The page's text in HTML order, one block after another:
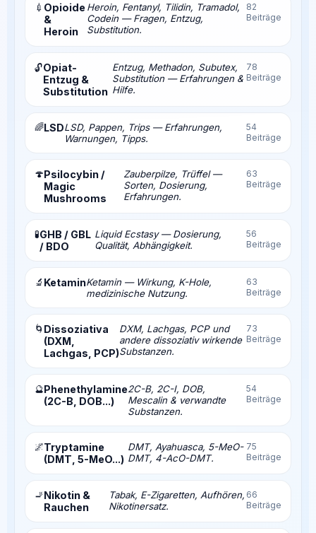
💉 Opioide
&
Heroin
Heroin, Fentanyl, Tilidin, Tramadol,
Codein — Fragen, Entzug,
Substitution.
82
Beiträge
🔓Opiat-
Entzug &
Substitution
Entzug, Methadon, Subutex,
Substitution — Erfahrungen &
Hilfe.
78
Beiträge
🌈LSDLSD, Pappen, Trips — Erfahrungen,
Warnungen, Tipps.
54
Beiträge
🍄Psilocybin /
Magic
Mushrooms
Zauberpilze, Trüffel —
Sorten, Dosierung,
Erfahrungen.
63
Beiträge
🧪GHB / GBL
/ BDO
Liquid Ecstasy — Dosierung,
Qualität, Abhängigkeit.
56
Beiträge
🔬 KetaminKetamin — Wirkung, K-Hole,
medizinische Nutzung.
63
Beiträge
🌀 Dissoziativa
(DXM,
Lachgas, PCP)
DXM, Lachgas, PCP und
andere dissoziativ wirkende
Substanzen.
73
Beiträge
🔮Phenethylamine
(2C-B, DOB...)
2C-B, 2C-I, DOB,
Mescalin & verwandte
Substanzen.
54
Beiträge
🌌Tryptamine
(DMT, 5-MeO...)
DMT, Ayahuasca, 5-MeO-
DMT, 4-AcO-DMT.
75
Beiträge
🚬Nikotin &
Rauchen
Tabak, E-Zigaretten, Aufhören,
Nikotinersatz.
66
Beiträge